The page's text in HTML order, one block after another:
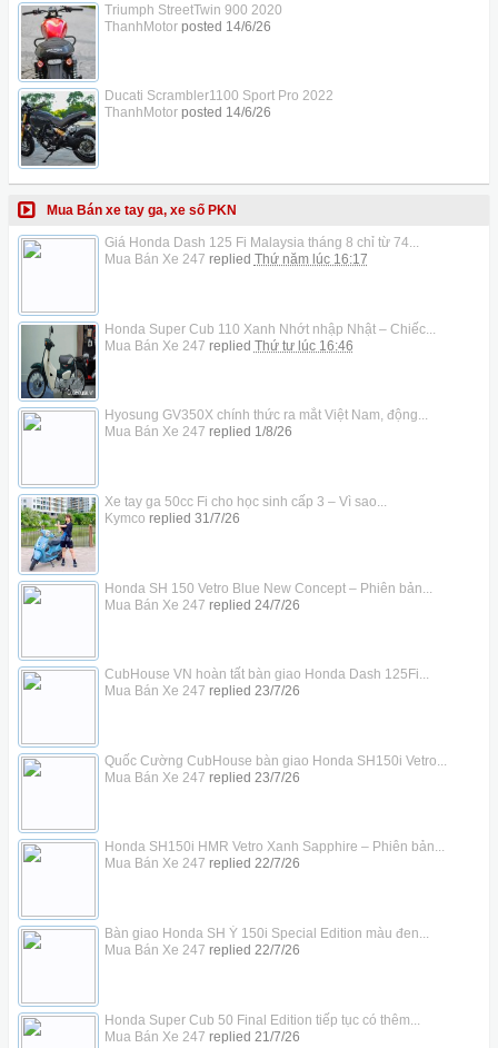
Triumph StreetTwin 900 2020
ThanhMotorposted 14/6/26
Ducati Scrambler1100 Sport Pro 2022
ThanhMotorposted 14/6/26
Mua Bán xe tay ga, xe số PKN
Giá Honda Dash 125 Fi Malaysia tháng 8 chỉ từ 74...
Mua Bán Xe 247 replied Thứ năm lúc 16:17
Honda Super Cub 110 Xanh Nhớt nhập Nhật – Chiếc...
Mua Bán Xe 247 replied Thứ tư lúc 16:46
Hyosung GV350X chính thức ra mắt Việt Nam, động...
Mua Bán Xe 247 replied 1/8/26
Xe tay ga 50cc Fi cho học sinh cấp 3 – Vì sao...
Kymco replied 31/7/26
Honda SH 150 Vetro Blue New Concept – Phiên bản...
Mua Bán Xe 247 replied 24/7/26
CubHouse VN hoàn tất bàn giao Honda Dash 125Fi...
Mua Bán Xe 247 replied 23/7/26
Quốc Cường CubHouse bàn giao Honda SH150i Vetro...
Mua Bán Xe 247 replied 23/7/26
Honda SH150i HMR Vetro Xanh Sapphire – Phiên bản...
Mua Bán Xe 247 replied 22/7/26
Bàn giao Honda SH Ý 150i Special Edition màu đen...
Mua Bán Xe 247 replied 22/7/26
Honda Super Cub 50 Final Edition tiếp tục có thêm...
Mua Bán Xe 247 replied 21/7/26